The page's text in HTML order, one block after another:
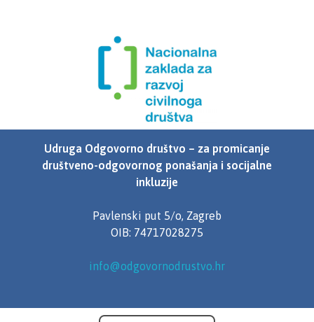
Udruga Odgovorno društvo – za promicanje
društveno-odgovornog ponašanja i socijalne
inkluzije
Pavlenski put 5/o, Zagreb
OIB: 74717028275
info@odgovornodrustvo.hr